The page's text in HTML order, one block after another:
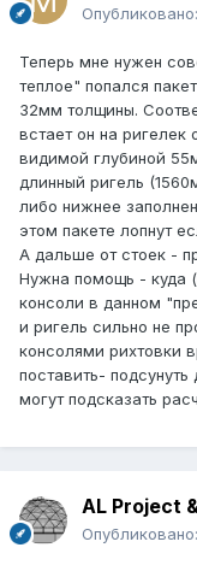
Опубликовано:
Теперь мне нужен
теплое" попался
32мм толщины.
встает он на ригелек
видимой глубиной
длинный ригель
либо нижнее
этом пакете лопнут
А дальше от стоек -
Нужна помощь - куда
консоли в данном
и ригель сильно не
консолями рихтовки
поставить-
могут подсказать
AL Project
Опубликовано: